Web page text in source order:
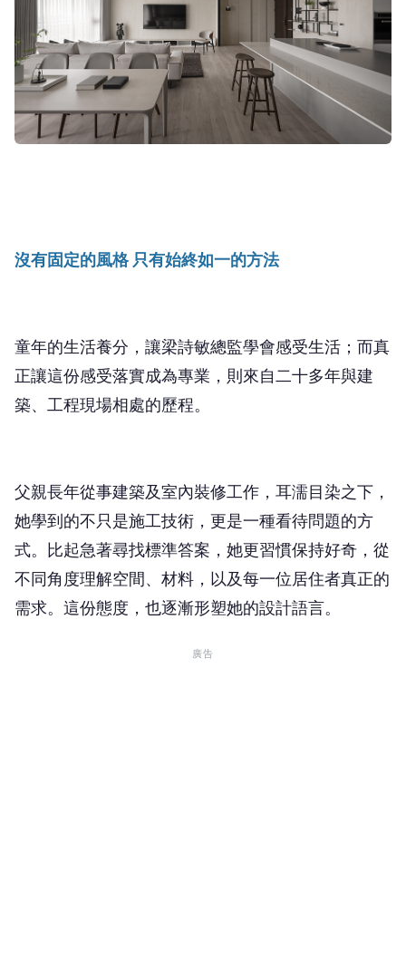
正讓這份感受落實成為專業，則來自二十多年與建
築、工程現場相處的歷程。
她學到的不只是施工技術，更是一種看待問題的方
式。比起急著尋找標準答案，她更習慣保持好奇，從
不同角度理解空間、材料，以及每一位居住者真正的
需求。這份態度，也逐漸形塑她的設計語言。
廣告